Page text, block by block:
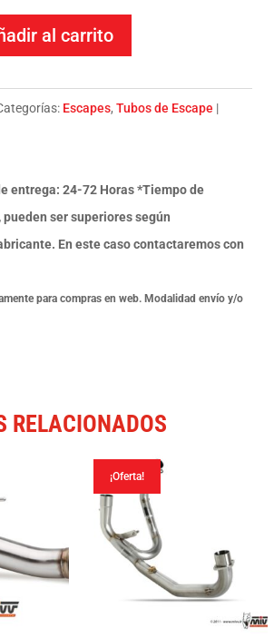
al carrito
Escapes,Tubos de Escape
entrega: 24-72 Horas *Tiempo de
ser superiores según
En este caso contactaremos con
para compras en web. Modalidad envío y/o
RELACIONADOS
¡Oferta!